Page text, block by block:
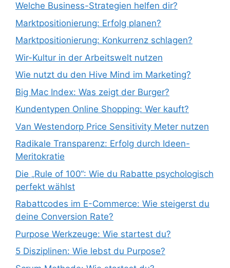
Welche Business-Strategien helfen dir?
Marktpositionierung: Erfolg planen?
Marktpositionierung: Konkurrenz schlagen?
Wir-Kultur in der Arbeitswelt nutzen
Wie nutzt du den Hive Mind im Marketing?
Big Mac Index: Was zeigt der Burger?
Kundentypen Online Shopping: Wer kauft?
Van Westendorp Price Sensitivity Meter nutzen
Radikale Transparenz: Erfolg durch Ideen-
Meritokratie
Die „Rule of 100“: Wie du Rabatte psychologisch
perfekt wählst
Rabattcodes im E-Commerce: Wie steigerst du
deine Conversion Rate?
Purpose Werkzeuge: Wie startest du?
5 Disziplinen: Wie lebst du Purpose?